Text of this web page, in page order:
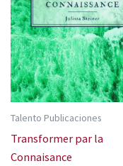
Talento Publicaciones
Transformer par la
Connaisance